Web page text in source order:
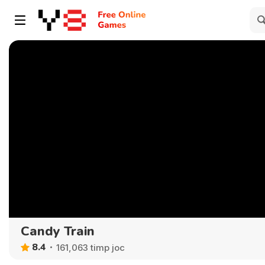
Candy Train
8.4 161,063 timp joc